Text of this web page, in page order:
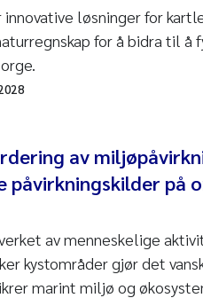
innovative løsninger for
for å bidra til å
av
på
av menneskelige
kystområder gjør det
marint miljø og